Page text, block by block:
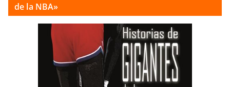
de la NBA»